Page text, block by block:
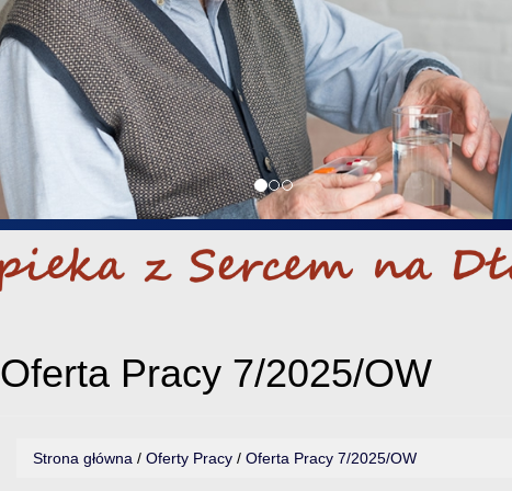
Oferta Pracy 7/2025/OW
Strona główna / Oferty Pracy / Oferta Pracy 7/2025/OW